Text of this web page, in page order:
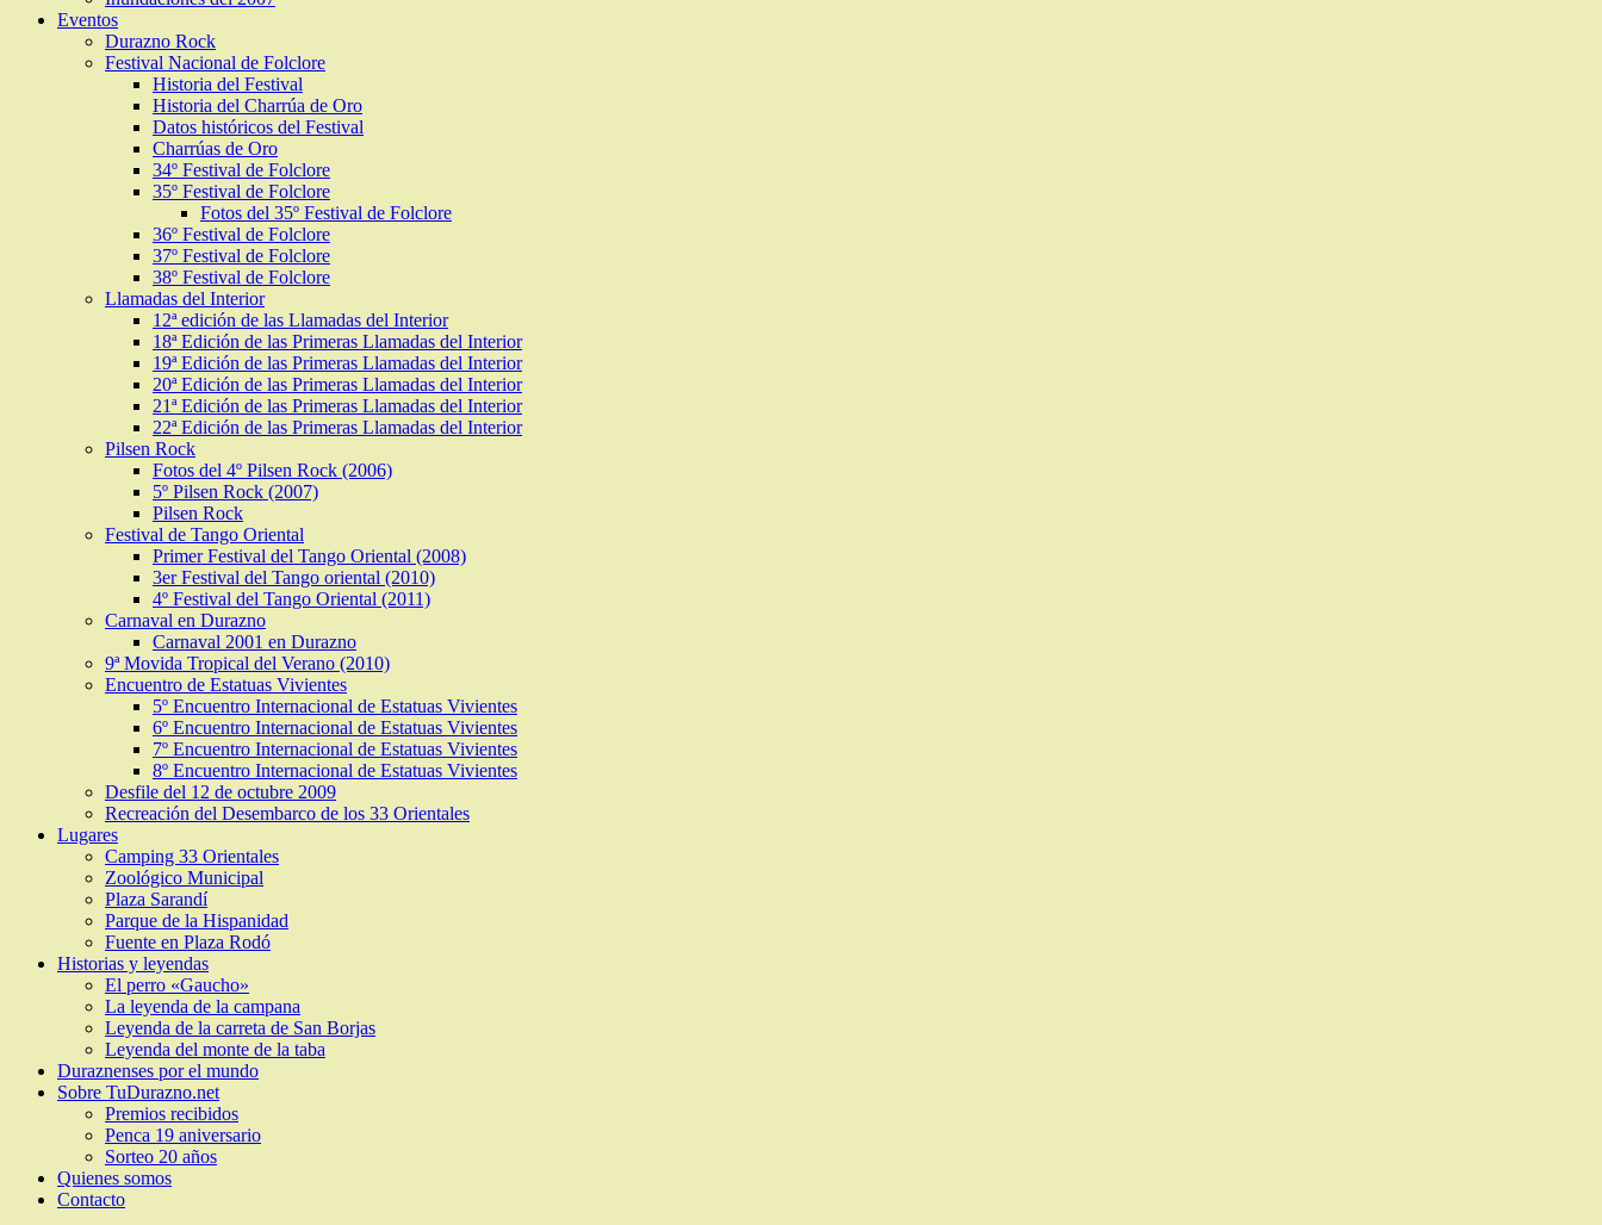
Eventos
Durazno Rock
Festival Nacional de Folclore
Historia del Festival
Historia del Charrúa de Oro
Datos históricos del Festival
Charrúas de Oro
34º Festival de Folclore
35º Festival de Folclore
Fotos del 35º Festival de Folclore
36º Festival de Folclore
37º Festival de Folclore
38º Festival de Folclore
Llamadas del Interior
12ª edición de las Llamadas del Interior
18ª Edición de las Primeras Llamadas del Interior
19ª Edición de las Primeras Llamadas del Interior
20ª Edición de las Primeras Llamadas del Interior
21ª Edición de las Primeras Llamadas del Interior
22ª Edición de las Primeras Llamadas del Interior
Pilsen Rock
Fotos del 4º Pilsen Rock (2006)
5º Pilsen Rock (2007)
Pilsen Rock
Festival de Tango Oriental
Primer Festival del Tango Oriental (2008)
3er Festival del Tango oriental (2010)
4º Festival del Tango Oriental (2011)
Carnaval en Durazno
Carnaval 2001 en Durazno
9ª Movida Tropical del Verano (2010)
Encuentro de Estatuas Vivientes
5º Encuentro Internacional de Estatuas Vivientes
6º Encuentro Internacional de Estatuas Vivientes
7º Encuentro Internacional de Estatuas Vivientes
8º Encuentro Internacional de Estatuas Vivientes
Desfile del 12 de octubre 2009
Recreación del Desembarco de los 33 Orientales
Lugares
Camping 33 Orientales
Zoológico Municipal
Plaza Sarandí
Parque de la Hispanidad
Fuente en Plaza Rodó
Historias y leyendas
El perro «Gaucho»
La leyenda de la campana
Leyenda de la carreta de San Borjas
Leyenda del monte de la taba
Duraznenses por el mundo
Sobre TuDurazno.net
Premios recibidos
Penca 19 aniversario
Sorteo 20 años
Quienes somos
Contacto